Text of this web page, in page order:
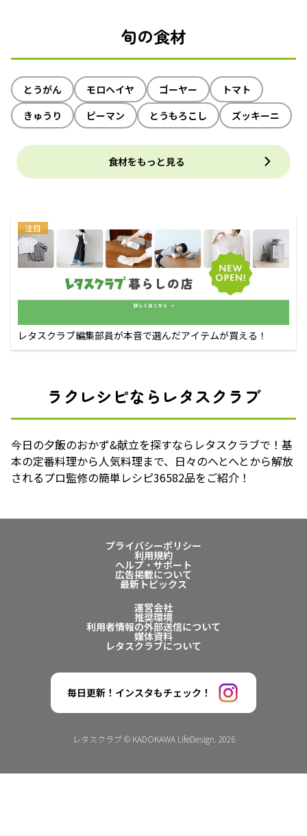
旬の食材
とうがん モロヘイヤ ゴーヤー
トマト
きゅうり
ピーマン とうもろこし ズッキーニ
食材をもっと見る
注目
レタスクラブ編集部員が本音で選んだアイテムが買える！
ラクレシピならレタスクラブ
今日の夕飯のおかず&献立を探すならレタスクラブで！基
本の定番料理から人気料理まで、日々のへとへとから解放
されるプロ監修の簡単レシピ36582品をご紹介！
プライバシーポリシー
利用規約
ヘルプ・サポート
広告掲載について
最新トピックス
運営会社
推奨環境
利用者情報の外部送信について
媒体資料
レタスクラブについて
毎日更新！インスタもチェック！
レタスクラブ © KADOKAWA LifeDesign. 2026